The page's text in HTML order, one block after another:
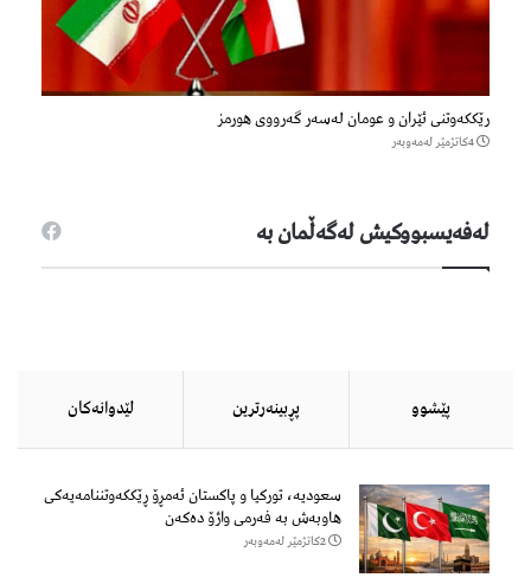
رێککەوتنی ئێران و عومان لەسەر گەرووی هورمز
4كاتژمێر لەمەوبەر
لەفەیسبووكیش لەگەڵمان بە
پێشوو پڕبینەرترین لێدوانەكان
سعودیە، تورکیا و پاکستان ئەمڕۆ ڕێککەوتننامەیەکی
هاوبەش بە فەرمی واژۆ دەکەن
2كاتژمێر لەمەوبەر